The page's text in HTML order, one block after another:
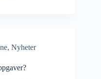
, Nyheter